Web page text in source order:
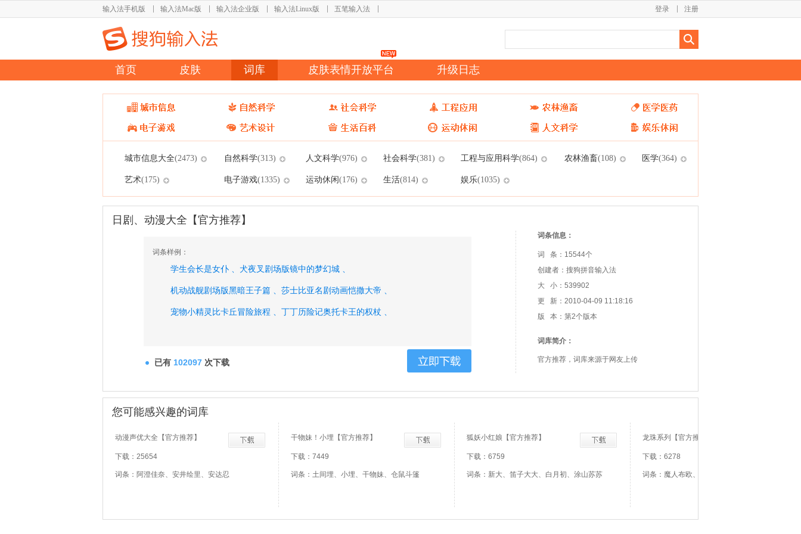
输入法手机版 输入法Mac版 输入法企业版 输入法Linux版 五笔输入法 注册
登录
首页 皮肤 词库 皮肤表情开放平台 升级日志
城市信息大全(2473) 自然科学(313) 人文科学(976) 社会科学(381) 工程与应用科学(864) 农林渔畜(108) 医学(364)
艺术(175) 电子游戏(1335) 运动休闲(176) 生活(814) 娱乐(1035)
日剧、动漫大全【官方推荐】
词条样例：
学生会长是女仆 、 犬夜叉剧场版镜中的梦幻城 、
机动战舰剧场版黑暗王子篇 、 莎士比亚名剧动画恺撒大帝 、
宠物小精灵比卡丘冒险旅程 、 丁丁历险记奥托卡王的权杖 、
宠物小精灵结晶塔之帝王 、海底两万里之蓝宝石之迷 、
小熊维尼春天的百亩森林 、
隧道二人组之托大家的福 、 从天而降的三亿两千万 、
已有 102097 次下载
词条信息：
词 条：15544个
创建者：搜狗拼音输入法
大 小：539902
更 新：2010-04-09 11:18:16
版 本：第2个版本
词库简介：
官方推荐，词库来源于网友上传
您可能感兴趣的词库
动漫声优大全【官方推荐】
下载：25654
词条：阿澄佳奈、安井绘里、安达忍
干物妹！小埋【官方推荐】
下载：7449
词条：土间埋、小埋、干物妹、仓鼠斗篷
狐妖小红娘【官方推荐】
下载：6759
词条：新大、笛子大大、白月初、涂山苏苏
龙珠系列【官方推荐】
下载：6278
词条：魔人布欧、比克大魔王、龟派气功